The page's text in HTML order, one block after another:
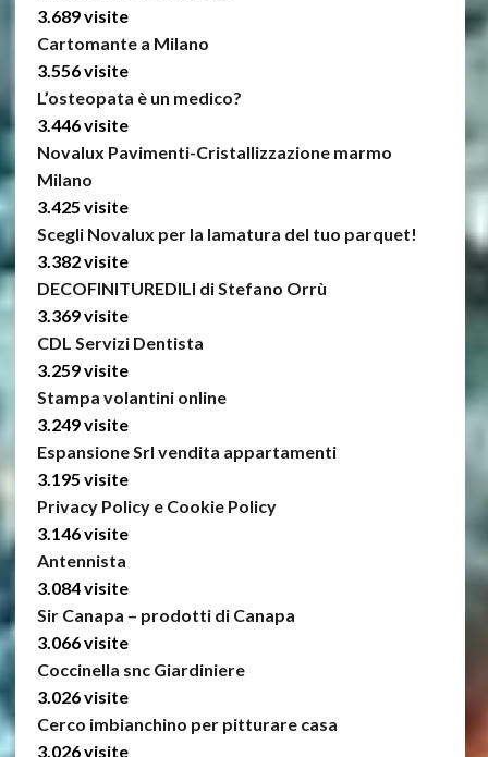
3.689 visite
Cartomante a Milano
3.556 visite
L’osteopata è un medico?
3.446 visite
Novalux Pavimenti-Cristallizzazione marmo
Milano
3.425 visite
Scegli Novalux per la lamatura del tuo parquet!
3.382 visite
DECOFINITUREDILI di Stefano Orrù
3.369 visite
CDL Servizi Dentista
3.259 visite
Stampa volantini online
3.249 visite
Espansione Srl vendita appartamenti
3.195 visite
Privacy Policy e Cookie Policy
3.146 visite
Antennista
3.084 visite
Sir Canapa – prodotti di Canapa
3.066 visite
Coccinella snc Giardiniere
3.026 visite
Cerco imbianchino per pitturare casa
3.026 visite